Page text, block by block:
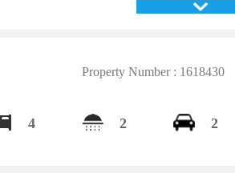
Property Number : 1618430
4 2 2